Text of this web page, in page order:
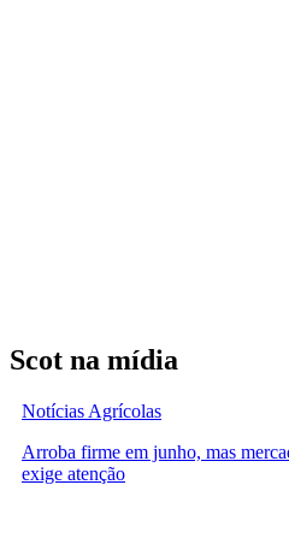
Scot na mídia
Notícias Agrícolas
Arroba firme em junho, mas
exige atenção